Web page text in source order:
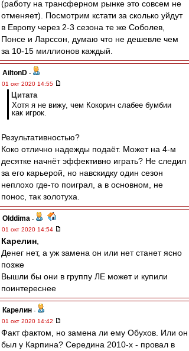
(работу на трансферном рынке это совсем не
отменяет). Посмотрим кстати за сколько уйдут
в Европу через 2-3 сезона те же Соболев,
Понсе и Ларссон, думаю что не дешевле чем
за 10-15 миллионов каждый.
AiltonD -
01 окт 2020 14:55
Цитата
Хотя я не вижу, чем Кокорин слабее бумбии
как игрок.
Результативностью?
Коко отлично надежды подаёт. Может на 4-м
десятке начнёт эффективно играть? Не следил
за его карьерой, но навскидку один сезон
неплохо где-то поиграл, а в основном, не
понос, так золотуха.
Olddima -
01 окт 2020 14:54
Карелин
Денег нет, а уж замена он или нет станет ясно
позже
Вышли бы они в группу ЛЕ может и купили
поинтереснее
Карелин -
01 окт 2020 14:42
Факт фактом, но замена ли ему Обухов. Или он
был у Карпина? Середина 2010-х - провал в